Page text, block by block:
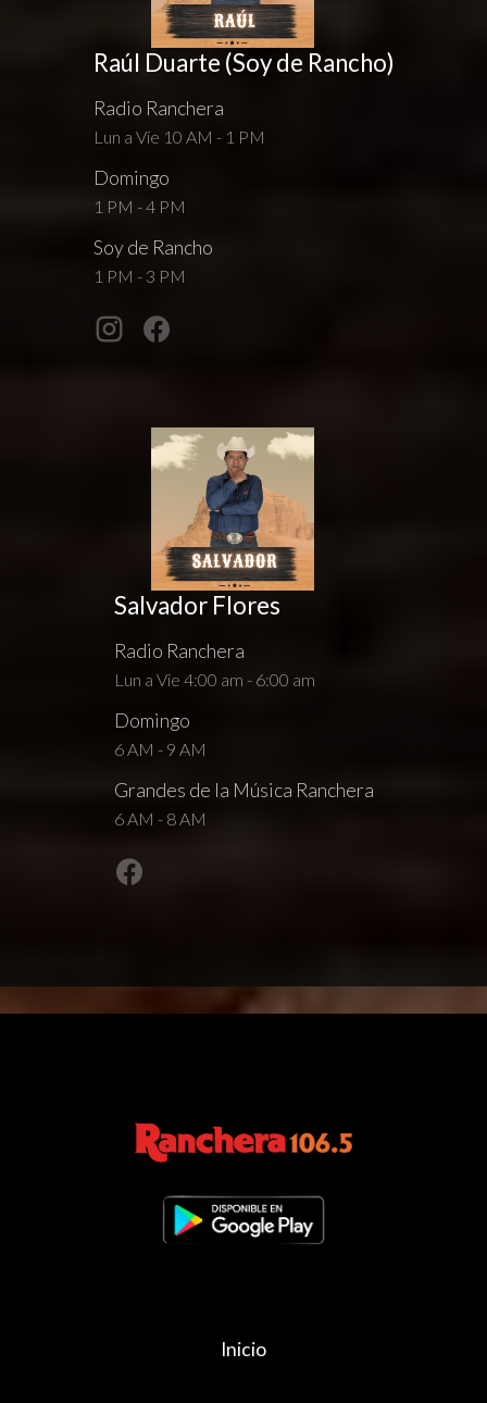
Raúl Duarte (Soy de Rancho)
Radio Ranchera
Lun a Vie 10 AM - 1 PM
Domingo
1 PM - 4 PM
Soy de Rancho
1 PM - 3 PM
Salvador Flores
Radio Ranchera
Lun a Vie 4:00 am - 6:00 am
Domingo
6 AM - 9 AM
Grandes de la Música Ranchera
6 AM - 8 AM
Inicio